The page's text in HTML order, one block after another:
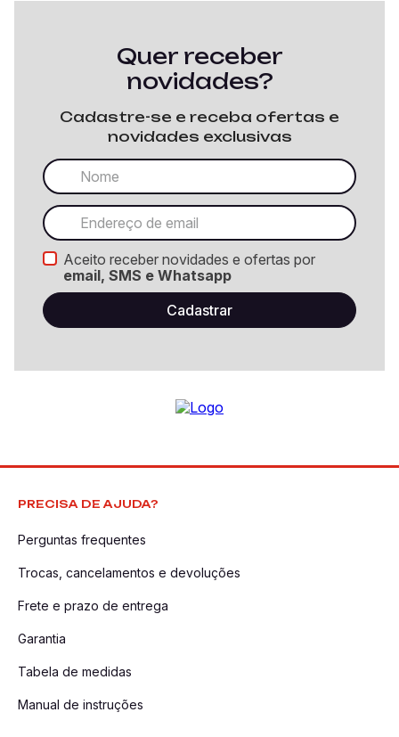
Quer receber
novidades?
Cadastre-se e receba ofertas e
novidades exclusivas
Aceito receber novidades e ofertas por
email, SMS e Whatsapp
PRECISA DE AJUDA?
Perguntas frequentes
Trocas, cancelamentos e devoluções
Frete e prazo de entrega
Garantia
Tabela de medidas
Manual de instruções